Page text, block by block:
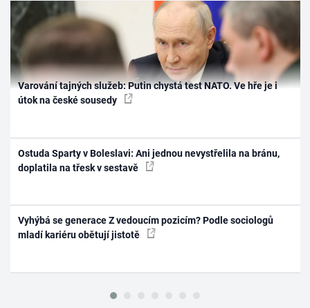
Varování tajných služeb: Putin chystá test NATO. Ve hře je i
útok na české sousedy
Ostuda Sparty v Boleslavi: Ani jednou nevystřelila na bránu,
doplatila na třesk v sestavě
Vyhýbá se generace Z vedoucím pozicím? Podle sociologů
mladí kariéru obětují jistotě